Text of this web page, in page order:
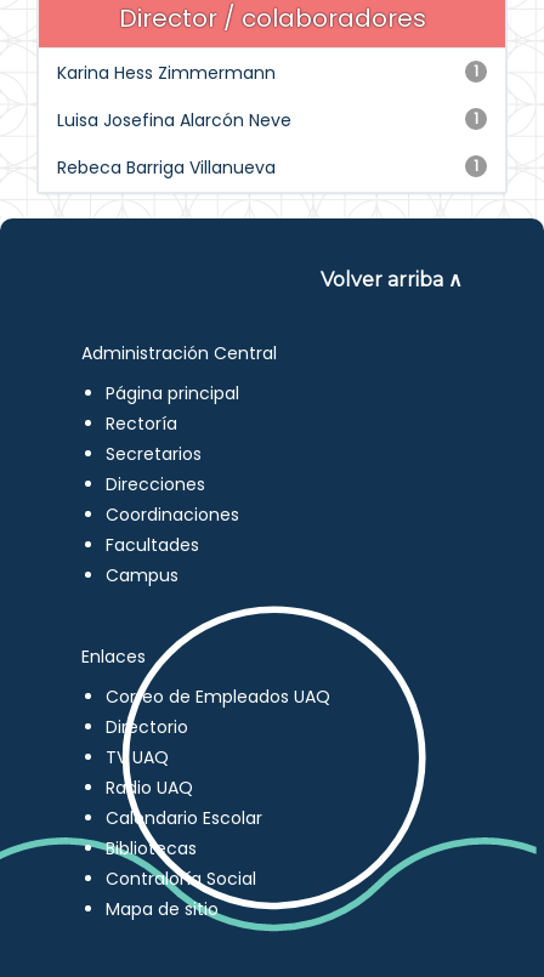
Director / colaboradores
1
Karina Hess Zimmermann
1
Luisa Josefina Alarcón Neve
1
Rebeca Barriga Villanueva
Volver arriba ∧
Administración Central
Página principal
Rectoría
Secretarios
Direcciones
Coordinaciones
Facultades
Campus
Enlaces
Correo de Empleados UAQ
Directorio
TV UAQ
Radio UAQ
Calendario Escolar
Bibliotecas
Contraloría Social
Mapa de sitio